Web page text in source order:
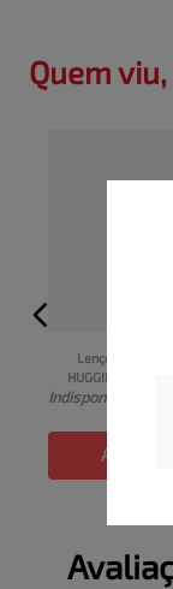
Quem
Lenços
HUGGIES Classic
Pacote 48
Indisponível